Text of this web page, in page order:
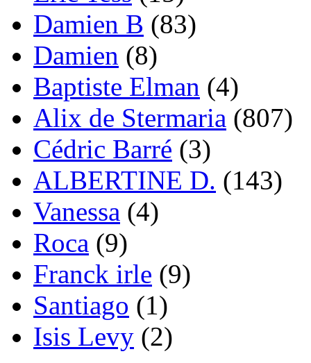
Damien B (83)
Damien (8)
Baptiste Elman (4)
Alix de Stermaria (807)
Cédric Barré (3)
ALBERTINE D. (143)
Vanessa (4)
Roca (9)
Franck irle (9)
Santiago (1)
Isis Levy (2)